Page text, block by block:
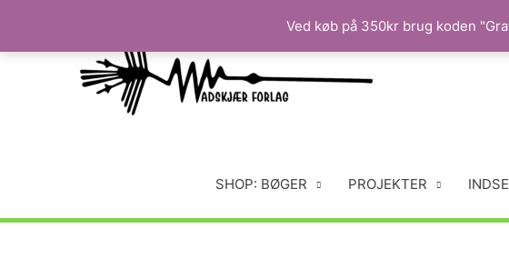
Ved køb på 350kr brug koden
SHOP: BØGER PROJEKTER